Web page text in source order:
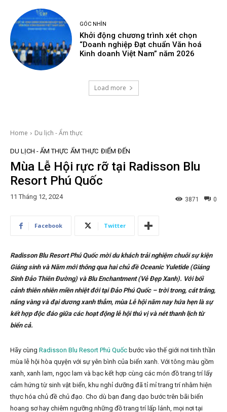
GÓC NHÌN
Khởi động chương trình xét chọn
“Doanh nghiệp Đạt chuẩn Văn hoá
Kinh doanh Việt Nam” năm 2026
Load more